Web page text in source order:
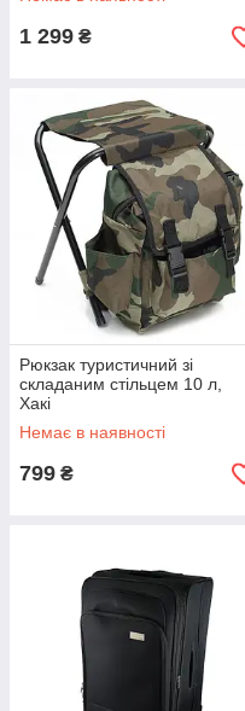
1 299 ₴
Рюкзак туристичний зі
складаним стільцем 10 л,
Хакі
Немає в наявності
799 ₴